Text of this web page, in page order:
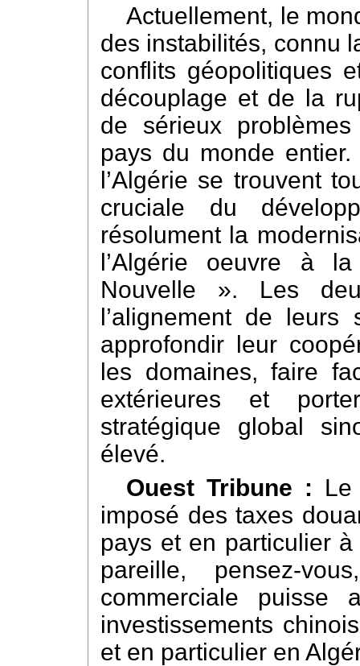
Actuellement, le
des instabilités, connu
conflits géopolitiques
découplage et de la
de sérieux
pays du monde
l’Algérie se trouvent
cruciale du
résolument la
l’Algérie oeuvre à
Nouvelle ». Les
l’alignement de leurs
approfondir leur
les domaines, faire
extérieures et
stratégique global
élevé.
Ouest Tribune :
imposé des taxes
pays et en particulier
pareille, pensez-
commerciale puisse
investissements
et en particulier en